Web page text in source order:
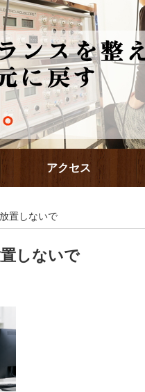
アクセス
置しないで
しないで